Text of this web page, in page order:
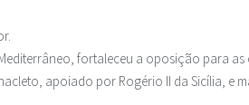
fortaleceu a oposição para as
apoiado por Rogério II da Sicília, e